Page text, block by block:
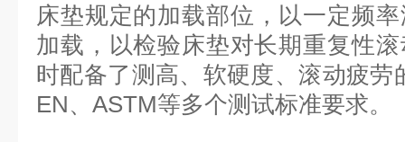
床垫规定的加载部位，以一定频
加载，以检验床垫对长期重复性
时配备了测高、软硬度、滚动疲劳
EN、ASTM等多个测试标准要求。